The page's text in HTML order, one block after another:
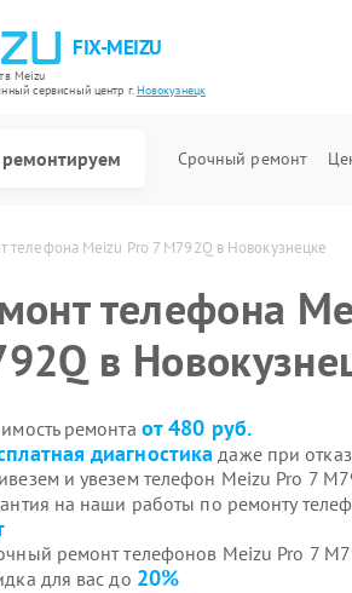
FIX-MEIZU
Meizu
cервисный центр г.Новокузнецк
Срочный ремонт
телефона Meizu Pro 7 M792Q в Новокузнецке
телефона
в
ремонта от 480 руб.
диагностика даже при
и увезем телефон Meizu Pro 7
на наши работы по ремонту
ремонт телефонов Meizu Pro 7
для вас до 20%